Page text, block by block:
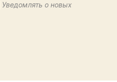
Уведомлять о новых